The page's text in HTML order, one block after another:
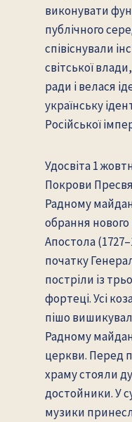
виконувати
публічного
співіснували
світської
ради і велася
українську
Російської
Удосвіта 1
Покрови
Радному
обрання
Апостола
початку
постріли із
фортеці. Усі
пішо
Радному
церкви. Перед
храму стояли
достойники. У
музики